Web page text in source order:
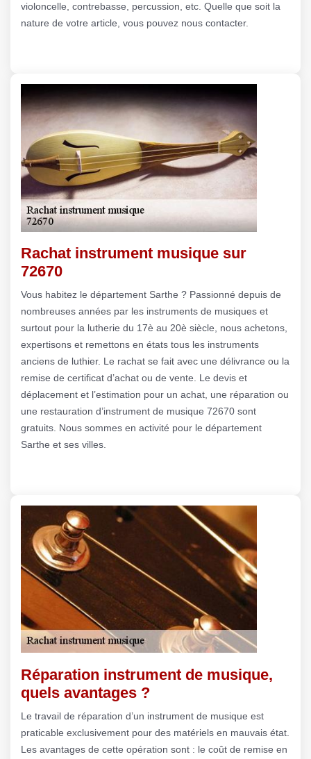
violoncelle, contrebasse, percussion, etc. Quelle que soit la
nature de votre article, vous pouvez nous contacter.
Rachat instrument musique sur
72670
Vous habitez le département Sarthe ? Passionné depuis de
nombreuses années par les instruments de musiques et
surtout pour la lutherie du 17è au 20è siècle, nous achetons,
expertisons et remettons en états tous les instruments
anciens de luthier. Le rachat se fait avec une délivrance ou la
remise de certificat d’achat ou de vente. Le devis et
déplacement et l’estimation pour un achat, une réparation ou
une restauration d’instrument de musique 72670 sont
gratuits. Nous sommes en activité pour le département
Sarthe et ses villes.
Réparation instrument de musique,
quels avantages ?
Le travail de réparation d’un instrument de musique est
praticable exclusivement pour des matériels en mauvais état.
Les avantages de cette opération sont : le coût de remise en